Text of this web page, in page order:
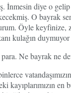
İnmesin diye o gelip
O bayrak
Öyle keyfinize,
kulağın
Ne bayrak ne
kayıplarımızın en